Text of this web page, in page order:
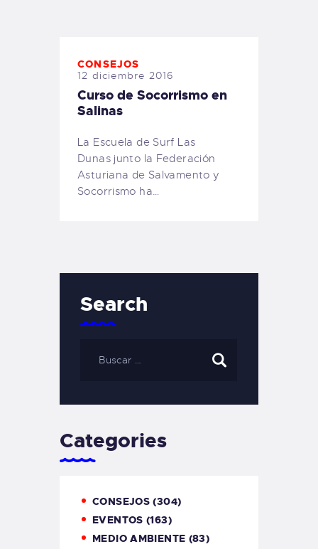
CONSEJOS
12 diciembre 2016
Curso de Socorrismo en
Salinas
La Escuela de Surf Las
Dunas junto la Federación
Asturiana de Salvamento y
Socorrismo ha…
Search
Categories
CONSEJOS (304)
EVENTOS (163)
MEDIO AMBIENTE (83)